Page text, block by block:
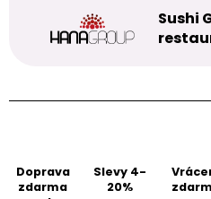
Sushi
Doprava
zdarma
Slevy 4-
20%